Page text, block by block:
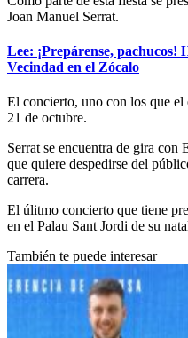
Joan Manuel Serrat.
Lee: ¡Prepárense,
Vecindad en el Zócalo
El concierto, uno con los que el
21 de octubre.
Serrat se encuentra de gira
que quiere despedirse del
carrera.
El úlitmo concierto que tiene
en el Palau Sant Jordi de su
También te puede interesar